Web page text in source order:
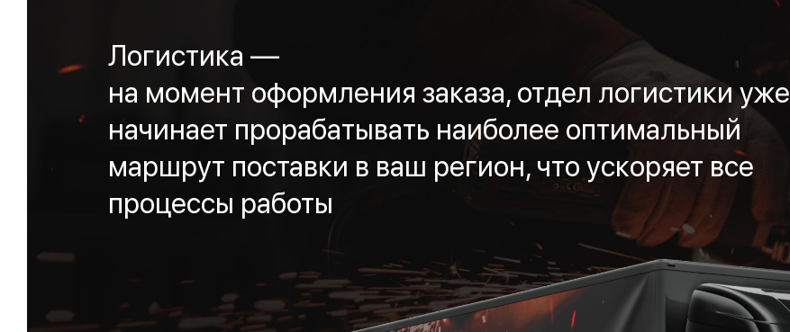
Логистика —
на момент оформления заказа, отдел логистики уже
начинает прорабатывать наиболее оптимальный
маршрут поставки в ваш регион, что ускоряет все
процессы работы